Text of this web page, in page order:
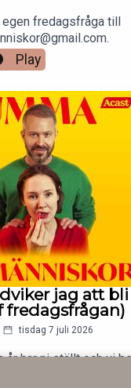
egen fredagsfråga till
Play
jag att
fredagsfrågan)
tisdag 7 juli 2026
år har ni ställt och vi